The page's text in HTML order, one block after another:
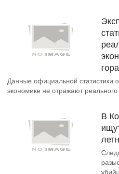
Данные официальной статистики
экономике не отражают реального
В